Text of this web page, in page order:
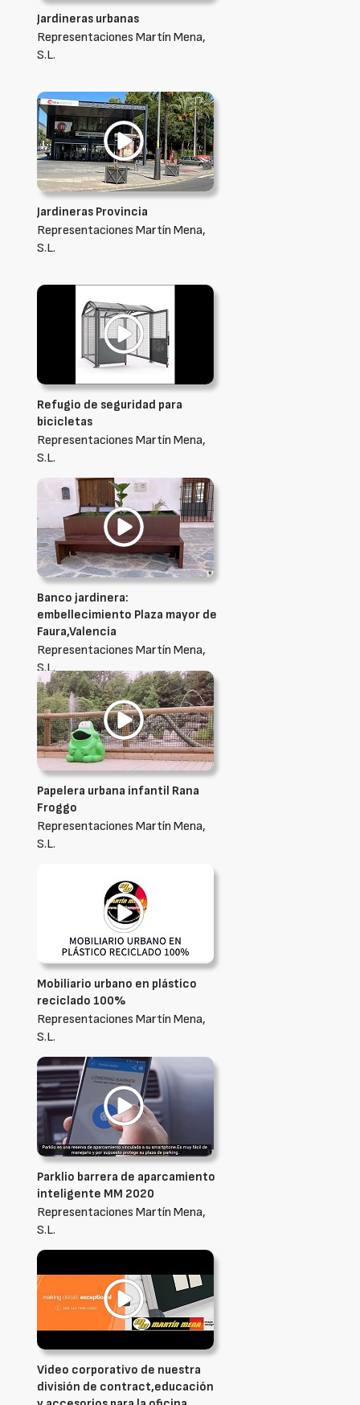
Jardineras urbanas
Representaciones Martín Mena,
S.L.
Jardineras Provincia
Representaciones Martín Mena,
S.L.
Refugio de seguridad para
bicicletas
Representaciones Martín Mena,
S.L.
Banco jardinera:
embellecimiento Plaza mayor de
Faura,Valencia
Representaciones Martín Mena,
S.L.
Papelera urbana infantil Rana
Froggo
Representaciones Martín Mena,
S.L.
Mobiliario urbano en plástico
reciclado 100%
Representaciones Martín Mena,
S.L.
Parklio barrera de aparcamiento
inteligente MM 2020
Representaciones Martín Mena,
S.L.
Video corporativo de nuestra
división de contract,educación